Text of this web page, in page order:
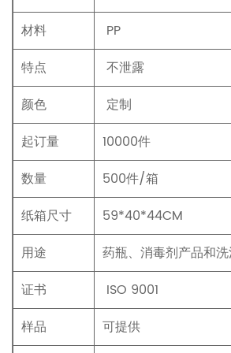
材料
PP
特点
不泄露
颜色
定制
起订量
10000件
数量
500件/箱
纸箱尺寸
59*40*44CM
用途
药瓶、消毒剂产品和
证书
ISO 9001
样品
可提供